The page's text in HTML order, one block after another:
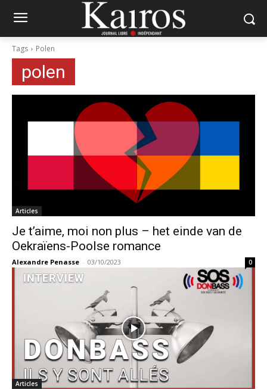
Tags Polen
polen
Articles
Je t’aime, moi non plus – het einde van de
Oekraïens-Poolse romance
Alexandre Penasse - 03/10/2023 0
Articles